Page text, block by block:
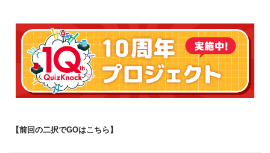
【前回の二択でGOはこちら】